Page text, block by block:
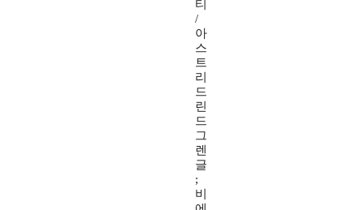
티
/
아
스
트
리
드
린
드
그
렌
글
;
비